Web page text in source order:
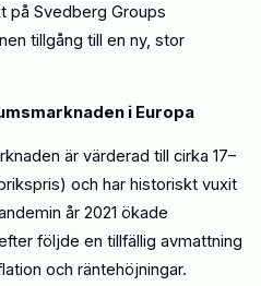
på Svedberg Groups
tillgång till en ny, stor
i Europa
är värderad till cirka 17–
och har historiskt vuxit
år 2021 ökade
följde en tillfällig avmattning
och räntehöjningar.